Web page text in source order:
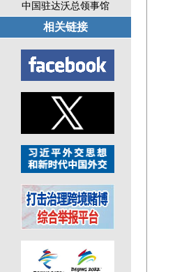
中国驻达沃总领事馆
相关链接